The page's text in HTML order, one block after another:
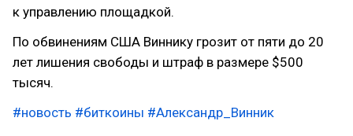
к управлению площадкой.
По обвинениям США Виннику грозит от пяти до 20
лет лишения свободы и штраф в размере $500
тысяч.
#новость #биткоины #Александр_Винник